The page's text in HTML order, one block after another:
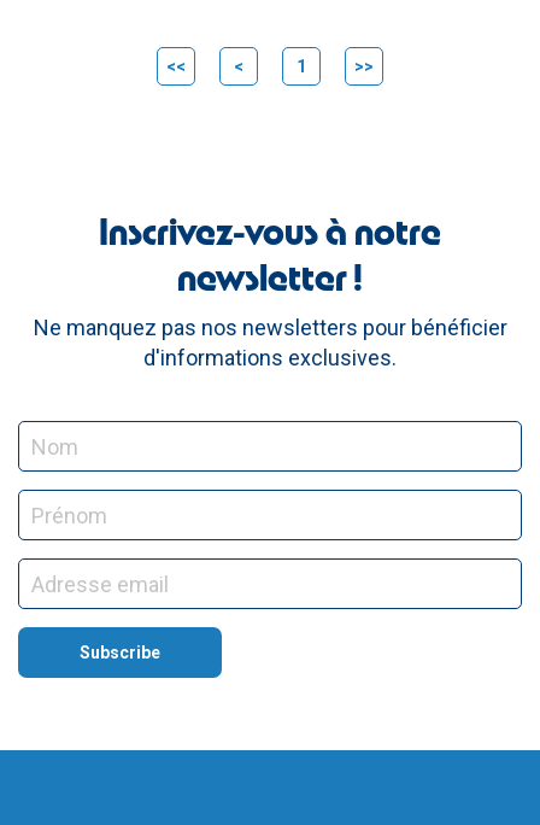
<< < 1 >>
Inscrivez-vous à notre
newsletter !
Ne manquez pas nos newsletters pour bénéficier
d'informations exclusives.